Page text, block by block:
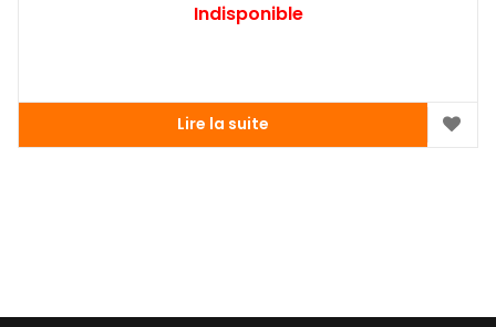
Indisponible
Lire la suite